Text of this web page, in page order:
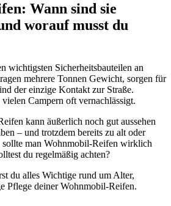
Wann sind sie
worauf musst du
wichtigsten Sicherheitsbauteilen an
mehrere Tonnen Gewicht, sorgen für
der einzige Kontakt zur Straße.
Campern oft vernachlässigt.
kann äußerlich noch gut aussehen
– und trotzdem bereits zu alt oder
sollte man Wohnmobil-Reifen wirklich
du regelmäßig achten?
du alles Wichtige rund um Alter,
Pflege deiner Wohnmobil-Reifen.